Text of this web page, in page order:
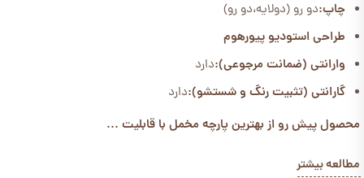
چاپ:دو رو (دولایه،دو رو)
طراحی استودیو پیورهوم
وارانتی (ضمانت مرجوعی):دارد
گارانتی (تثبیت رنگ و شستشو):دارد
محصول پیش رو از بهترین پارچه مخمل با قابلیت ...
مطالعه بیشتر